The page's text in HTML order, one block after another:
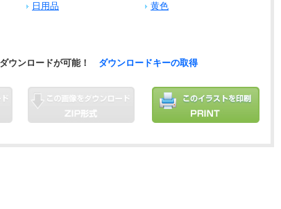
日用品
黄色
ウンロードが可能！ ダウンロードキーの取得